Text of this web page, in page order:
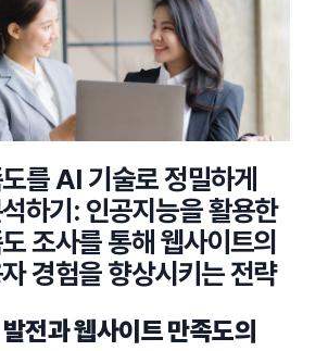
를 AI 기술로 정밀하게
하기: 인공지능을 활용한
조사를 통해 웹사이트의
경험을 향상시키는 전략
전과 웹사이트 만족도의